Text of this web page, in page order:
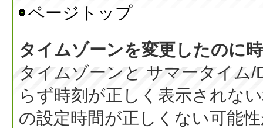
ページトップ
タイムゾーンを変更したのに
タイムゾーンと サマータイム
らず時刻が正しく表示されな
の設定時間が正しくない可能